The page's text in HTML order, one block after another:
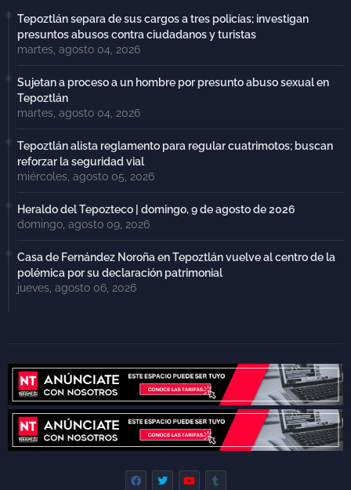
Tepoztlán separa de sus cargos a tres policías; investigan
presuntos abusos contra ciudadanos y turistas
martes, agosto 04, 2026
Sujetan a proceso a un hombre por presunto abuso sexual en
Tepoztlán
martes, agosto 04, 2026
Tepoztlán alista reglamento para regular cuatrimotos; buscan
reforzar la seguridad vial
miércoles, agosto 05, 2026
Heraldo del Tepozteco | domingo, 9 de agosto de 2026
domingo, agosto 09, 2026
Casa de Fernández Noroña en Tepoztlán vuelve al centro de la
polémica por su declaración patrimonial
jueves, agosto 06, 2026